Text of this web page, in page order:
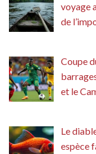
voyage
de
Coupe
et le
Le
espèce